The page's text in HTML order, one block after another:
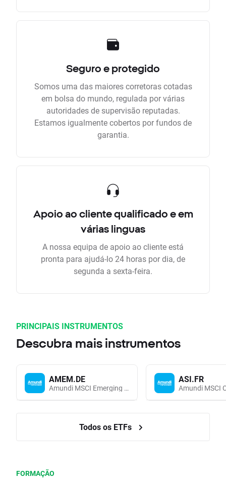
Seguro e protegido
Somos uma das maiores corretoras cotadas
em bolsa do mundo, regulada por várias
autoridades de supervisão reputadas.
Estamos igualmente cobertos por fundos de
garantia.
Apoio ao cliente qualificado e em
várias linguas
A nossa equipa de apoio ao cliente está
pronta para ajudá-lo 24 horas por dia, de
segunda a sexta-feira.
PRINCIPAIS INSTRUMENTOS
Descubra mais instrumentos
AMEM.DE
Amundi MSCI Emerging Markets UCITS (Acc EUR)
ASI.FR
Todos os ETFs
FORMAÇÃO